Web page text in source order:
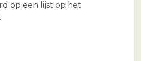
op een lijst op het